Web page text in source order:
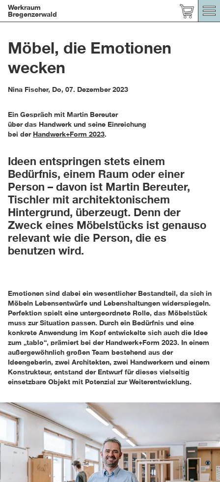
Werkraum
Bregenzerwald
Möbel, die Emotionen
wecken
Nina Fischer, Do, 07. Dezember 2023
Ein Gespräch mit Martin Bereuter
über das Handwerk und seine Einreichung
bei der Handwerk+Form 2023.
Ideen entspringen stets einem
Bedürfnis, einem Raum oder einer
Person – davon ist Martin Bereuter,
Tischler mit architektonischem
Hintergrund, überzeugt. Denn der
Zweck eines Möbelstücks ist genauso
relevant wie die Person, die es
benutzen wird.
Emotionen sind dabei ein wesentlicher Bestandteil, da sich in
Möbeln Lebensentwürfe und Lebenshaltungen widerspiegeln.
Perfektion spielt eine untergeordnete Rolle, das Möbelstück
muss zur Situation passen. Durch ein Bedürf­nis und eine
konkrete Anwendung im Kopf entwickelte sich auch die Idee
zum „tablo“, prämiert bei der Handwerk+Form 2023. In einem
außergewöhnlich großen Team bestehend aus der
Ideengeberin, zwei Architekten, zwei Handwerkern und einem
Konstrukteur, entstand der Entwurf für dieses vielseitig
einsetzbare Objekt mit Potenzial zur Weiterentwicklung.